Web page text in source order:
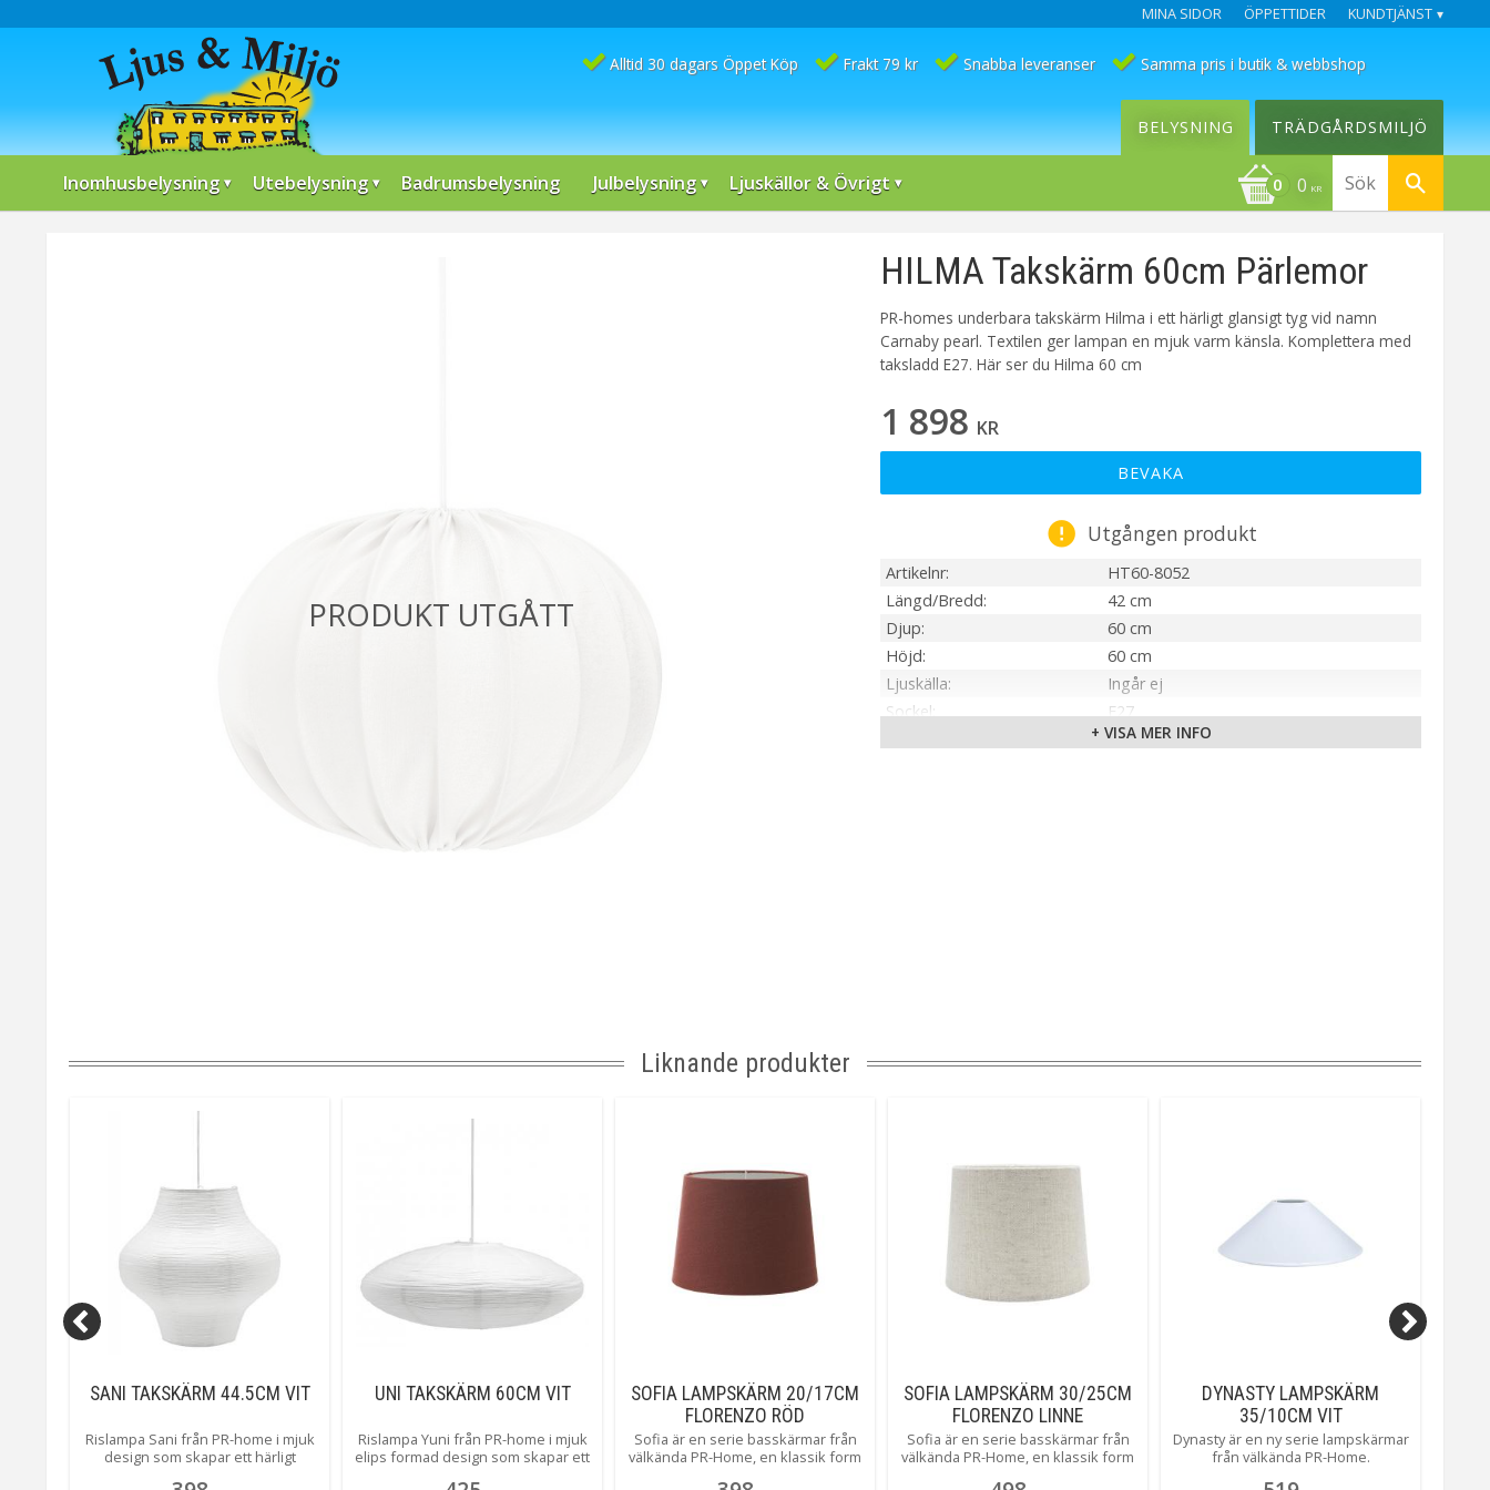
MINA SIDOR ÖPPETTIDER KUNDTJÄNST
Alltid 30 dagars Öppet Köp Frakt 79 kr Snabba leveranser Samma pris i butik & webbshop
Inomhusbelysning Utebelysning Badrumsbelysning Julbelysning Ljuskällor & Övrigt 0 KR
BELYSNING TRÄDGÅRDSMILJÖ
HILMA Takskärm 60cm Pärlemor
PR-homes underbara takskärm Hilma i ett härligt glansigt tyg vid namn
Carnaby pearl. Textilen ger lampan en mjuk varm känsla. Komplettera med
taksladd E27. Här ser du Hilma 60 cm
1 898 KR
BEVAKA
Utgången produkt
Artikelnr
HT60-8052
Längd/Bredd
42 cm
Djup
60 cm
Höjd
60 cm
Ljuskälla
Ingår ej
Sockel
E27
Inomhus
+ VISA MER INFO
Liknande produkter
SANI TAKSKÄRM 44.5CM VIT
Rislampa Sani från PR-home i mjuk
design som skapar ett härligt
UNI TAKSKÄRM 60CM VIT
Rislampa Yuni från PR-home i mjuk
elips formad design som skapar ett
SOFIA LAMPSKÄRM 20/17CM
FLORENZO RÖD
Sofia är en serie basskärmar från
välkända PR-Home, en klassik form
SOFIA LAMPSKÄRM 30/25CM
FLORENZO LINNE
Sofia är en serie basskärmar från
välkända PR-Home, en klassik form
DYNASTY LAMPSKÄRM
35/10CM VIT
Dynasty är en ny serie lampskärmar
från välkända PR-Home.